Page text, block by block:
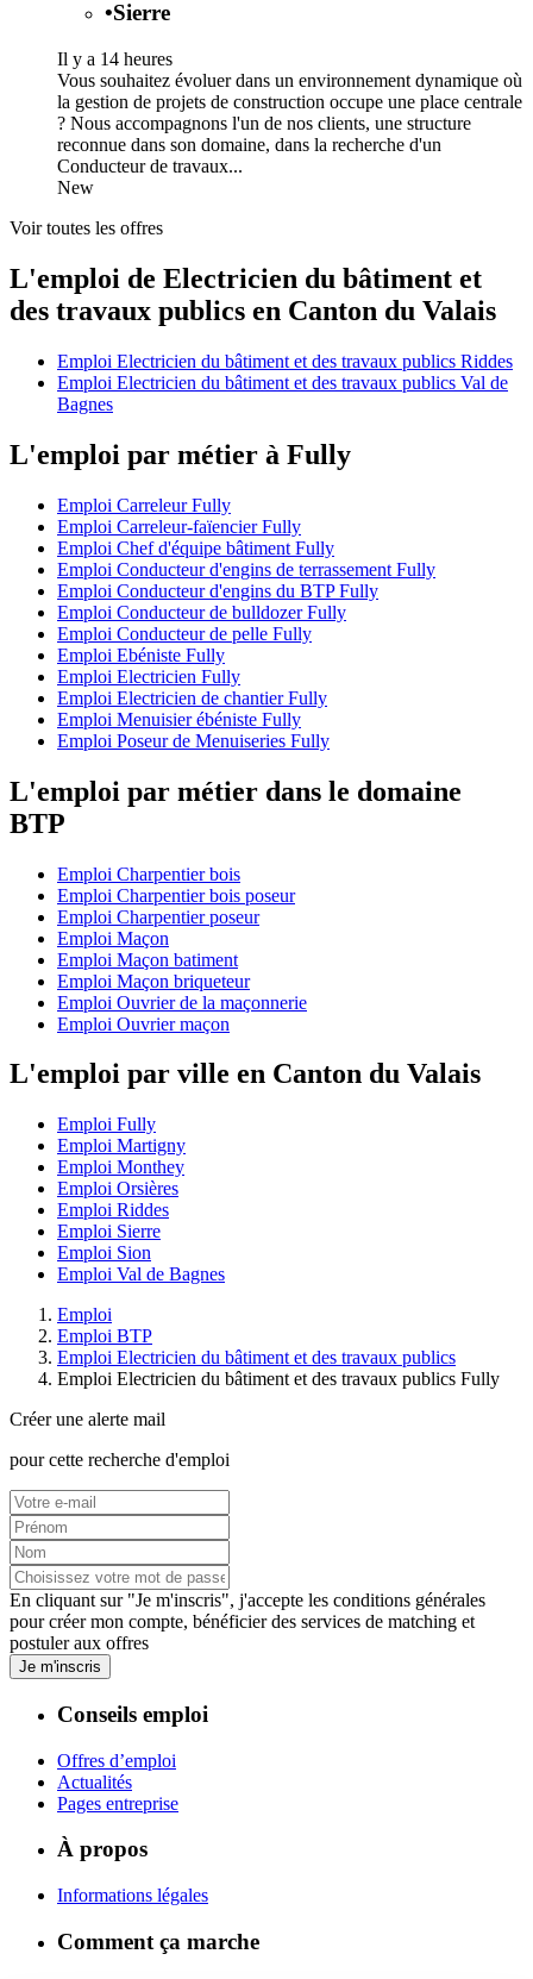
•Sierre
Il y a 14 heures
Vous souhaitez évoluer dans un environnement dynamique où
la gestion de projets de construction occupe une place centrale
? Nous accompagnons l'un de nos clients, une structure
reconnue dans son domaine, dans la recherche d'un
Conducteur de travaux...
New
Voir toutes les offres
L'emploi de Electricien du bâtiment et
des travaux publics en Canton du Valais
Emploi Electricien du bâtiment et des travaux publics Riddes
Emploi Electricien du bâtiment et des travaux publics Val de
Bagnes
L'emploi par métier à Fully
Emploi Carreleur Fully
Emploi Carreleur-faïencier Fully
Emploi Chef d'équipe bâtiment Fully
Emploi Conducteur d'engins de terrassement Fully
Emploi Conducteur d'engins du BTP Fully
Emploi Conducteur de bulldozer Fully
Emploi Conducteur de pelle Fully
Emploi Ebéniste Fully
Emploi Electricien Fully
Emploi Electricien de chantier Fully
Emploi Menuisier ébéniste Fully
Emploi Poseur de Menuiseries Fully
L'emploi par métier dans le domaine
BTP
Emploi Charpentier bois
Emploi Charpentier bois poseur
Emploi Charpentier poseur
Emploi Maçon
Emploi Maçon batiment
Emploi Maçon briqueteur
Emploi Ouvrier de la maçonnerie
Emploi Ouvrier maçon
L'emploi par ville en Canton du Valais
Emploi Fully
Emploi Martigny
Emploi Monthey
Emploi Orsières
Emploi Riddes
Emploi Sierre
Emploi Sion
Emploi Val de Bagnes
Emploi
Emploi BTP
Emploi Electricien du bâtiment et des travaux publics
Emploi Electricien du bâtiment et des travaux publics Fully
Créer une alerte mail
pour cette recherche d'emploi
En cliquant sur "Je m'inscris", j'accepte les conditions générales
pour créer mon compte, bénéficier des services de matching et
postuler aux offres
Je m'inscris
Conseils emploi
Offres d’emploi
Actualités
Pages entreprise
À propos
Informations légales
Comment ça marche